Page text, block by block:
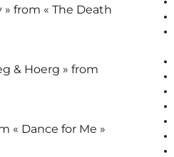
» from « The Death
& Hoerg » from
« Dance for Me »